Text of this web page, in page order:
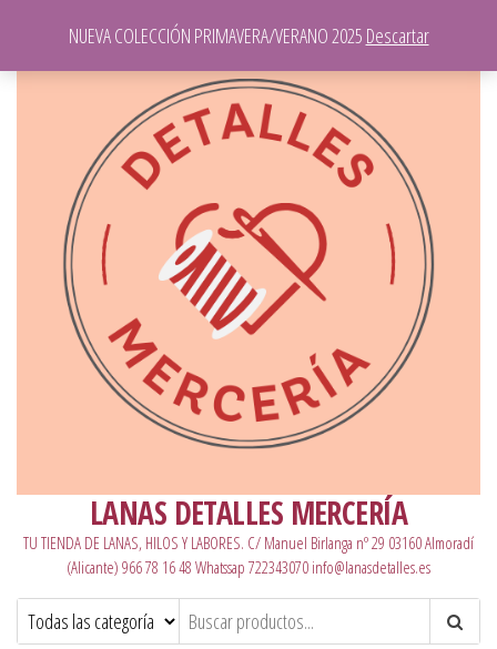
LANAS DETALLES MERCERÍA
TU TIENDA DE LANAS, HILOS Y LABORES. C/ Manuel Birlanga nº 29 03160 Almoradí
(Alicante) 966 78 16 48 Whatssap 722343070 info@lanasdetalles.es
NUEVA COLECCIÓN PRIMAVERA/VERANO 2025 Descartar